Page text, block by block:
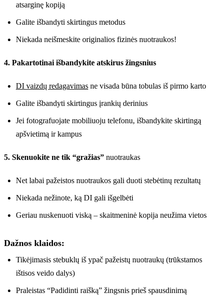
atsarginę kopiją
Galite išbandyti skirtingus metodus
Niekada neišmeskite originalios fizinės nuotraukos!
4. Pakartotinai išbandykite atskirus žingsnius
DI vaizdų redagavimas ne visada būna tobulas iš pirmo karto
Galite išbandyti skirtingus įrankių derinius
Jei fotografuojate mobiliuoju telefonu, išbandykite skirtingą
apšvietimą ir kampus
5. Skenuokite ne tik “gražias” nuotraukas
Net labai pažeistos nuotraukos gali duoti stebėtinų rezultatų
Niekada nežinote, ką DI gali išgelbėti
Geriau nuskenuoti viską – skaitmeninė kopija neužima vietos
Dažnos klaidos:
Tikėjimasis stebuklų iš ypač pažeistų nuotraukų (trūkstamos
ištisos veido dalys)
Praleistas “Padidinti raišką” žingsnis prieš spausdinimą